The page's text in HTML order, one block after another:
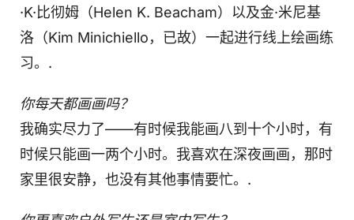
·K·比彻姆（Helen K. Beacham）以及金·米尼基
洛（Kim Minichiello，已故）一起进行线上绘画练
习。.
你每天都画画吗？
我确实尽力了——有时候我能画八到十个小时，有
时候只能画一两个小时。我喜欢在深夜画画，那时
家里很安静，也没有其他事情要忙。.